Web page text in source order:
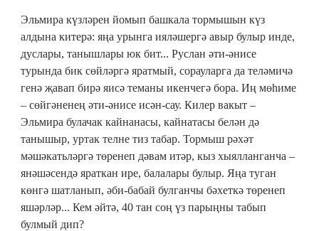
Эльмира күзләрен йомып башкала тормышын күз
алдына китерә: яңа урынга ияләшергә авыр булыр инде,
дуслары, танышлары юк бит... Руслан әти-әнисе
турында бик сөйләргә яратмый, сорауларга да теләмичә
генә җавап бирә яисә теманы икенчегә бора. Иң мөһиме
– сөйгәненең әти-әнисе исән-сау. Килер вакыт –
Эльмира булачак кайнанасы, кайнатасы белән дә
танышыр, уртак телне тиз табар. Тормыш рәхәт
мәшәкатьләргә төренеп дәвам итәр, кыз хыялланганча –
янәшәсендә яраткан ире, балалары булыр. Яңа туган
көнгә шатланып, әби-бабай булганчы бәхеткә төренеп
яшәрләр... Кем әйтә, 40 тан соң үз парыңны табып
булмый дип?